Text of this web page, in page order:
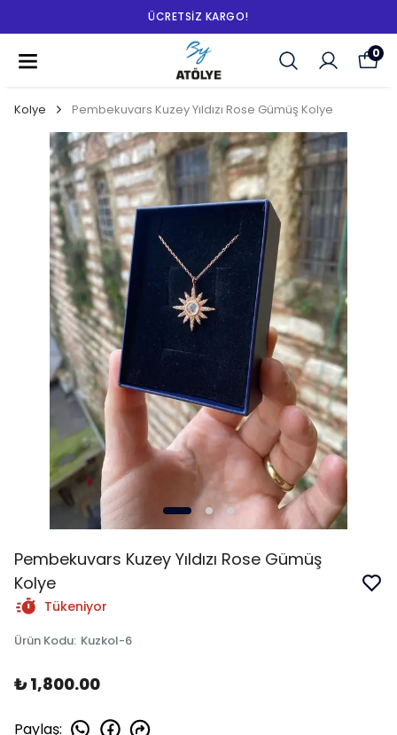
ÜCRETSIZ KARGO!
0
Kolye Pembekuvars Kuzey Yıldızı Rose Gümüş Kolye
Pembekuvars Kuzey Yıldızı Rose Gümüş
Kolye
Tükeniyor
Ürün Kodu: Kuzkol-6
₺ 1,800.00
Paylaş: